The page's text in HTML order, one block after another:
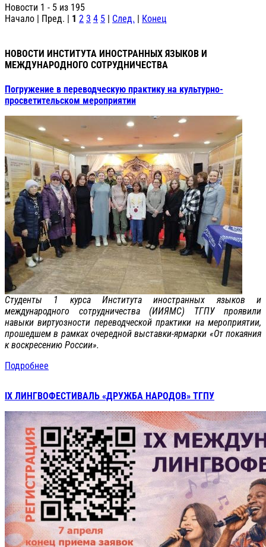
Новости 1 - 5 из 195
Начало | Пред. | 1 2 3 4 5 | След. | Конец
НОВОСТИ ИНСТИТУТА ИНОСТРАННЫХ ЯЗЫКОВ И
МЕЖДУНАРОДНОГО СОТРУДНИЧЕСТВА
Погружение в переводческую практику на культурно-
просветительском мероприятии
Студенты 1 курса Института иностранных языков и
международного сотрудничества (ИИЯМС) ТГПУ проявили
навыки виртуозности переводческой практики на мероприятии,
прошедшем в рамках очередной выставки-ярмарки «От покаяния
к воскресению России».
Подробнее
IX ЛИНГВОФЕСТИВАЛЬ «ДРУЖБА НАРОДОВ» ТГПУ